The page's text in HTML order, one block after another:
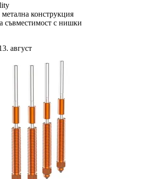
конструкция
съвместимост с нишки
август